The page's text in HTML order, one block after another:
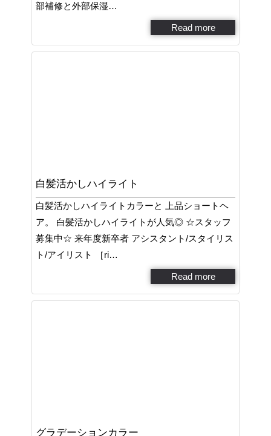
部補修と外部保湿…
Read more
白髪活かしハイライト
白髪活かしハイライトカラーと 上品ショートヘ
ア。 白髪活かしハイライトが人気◎ ☆スタッフ
募集中☆ 来年度新卒者 アシスタント/スタイリス
ト/アイリスト ［ri…
Read more
グラデーションカラー